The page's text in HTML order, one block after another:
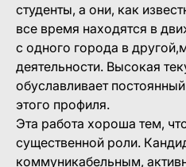
студенты, а они, как
все время находятся в
с одного города в
деятельности. Высокая
обуславливает
этого профиля.
Эта работа хороша тем,
существенной роли.
коммуникабельным,